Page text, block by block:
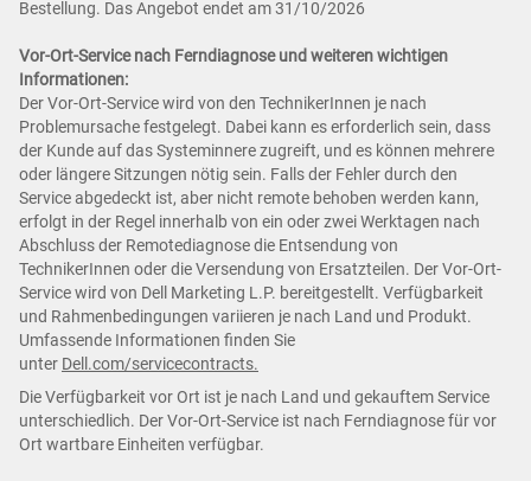
Bestellung. Das Angebot endet am 31/10/2026
Vor-Ort-Service nach Ferndiagnose und weiteren wichtigen
Informationen:
Der Vor-Ort-Service wird von den TechnikerInnen je nach
Problemursache festgelegt. Dabei kann es erforderlich sein, dass
der Kunde auf das Systeminnere zugreift, und es können mehrere
oder längere Sitzungen nötig sein. Falls der Fehler durch den
Service abgedeckt ist, aber nicht remote behoben werden kann,
erfolgt in der Regel innerhalb von ein oder zwei Werktagen nach
Abschluss der Remotediagnose die Entsendung von
TechnikerInnen oder die Versendung von Ersatzteilen. Der Vor-Ort-
Service wird von Dell Marketing L.P. bereitgestellt. Verfügbarkeit
und Rahmenbedingungen variieren je nach Land und Produkt.
Umfassende Informationen finden Sie
unter Dell.com/servicecontracts.
Die Verfügbarkeit vor Ort ist je nach Land und gekauftem Service
unterschiedlich. Der Vor-Ort-Service ist nach Ferndiagnose für vor
Ort wartbare Einheiten verfügbar.